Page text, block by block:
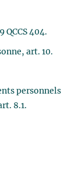
QCCS 404.
art. 10.
personnels
8.1.